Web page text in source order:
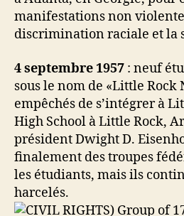
manifestations non
discrimination raciale et la
4 septembre 1957 : neuf
sous le nom de «Little Rock
empêchés de s’intégrer à
High School à Little Rock,
président Dwight D.
finalement des troupes
les étudiants, mais ils
harcelés.